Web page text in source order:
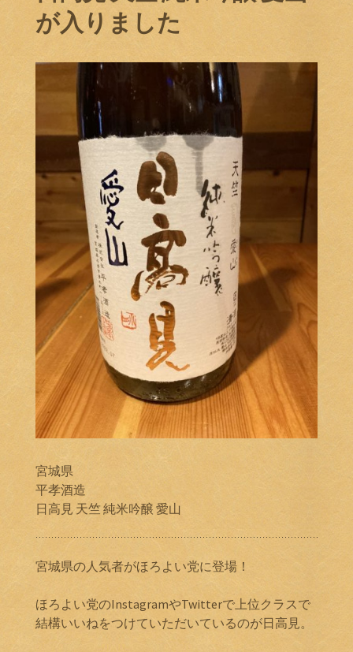
が入りました
宮城県
平孝酒造
日高見 天竺 純米吟醸 愛山
宮城県の人気者がほろよい党に登場！
ほろよい党のInstagramやTwitterで上位クラスで
結構いいねをつけていただいているのが日高見。